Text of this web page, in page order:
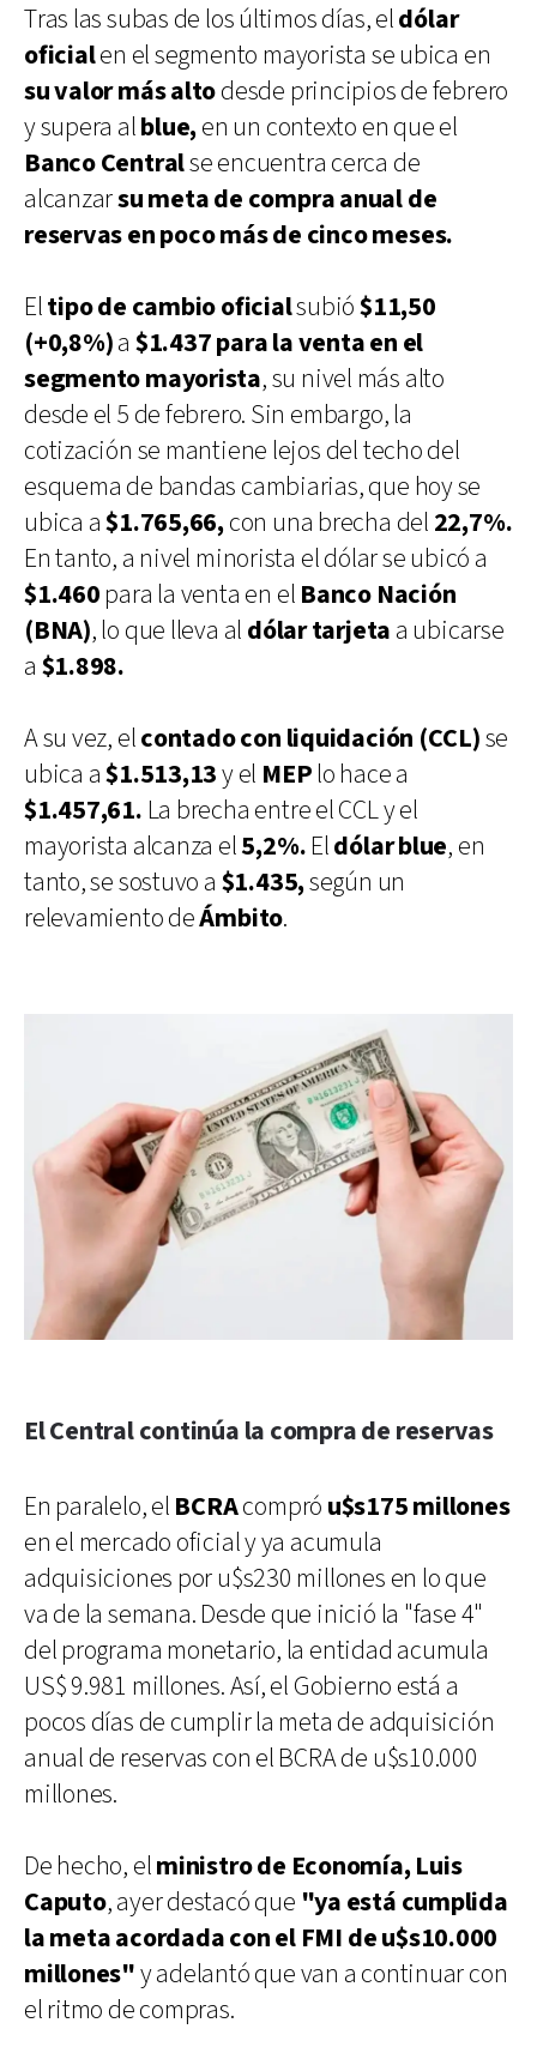
Tras las subas de los últimos días, eldólar
oficialen el segmento mayorista se ubica en
su valor más altodesde principios de febrero
y supera alblue,en un contexto en que el
Banco Centralse encuentra cerca de
alcanzarsu meta de compra anual de
reservas en poco más de cinco meses.
Eltipo de cambio oficialsubió$11,50
(+0,8%)a $1.437 para la venta en el
segmento mayorista, su nivel más alto
desde el 5 de febrero. Sin embargo, la
cotización se mantiene lejos del techo del
esquema de bandas cambiarias, que hoy se
ubica a$1.765,66,con una brecha del 22,7%.
En tanto, a nivel minorista el dólar se ubicó a
$1.460para la venta en el Banco Nación
(BNA), lo que lleva al dólar tarjeta a ubicarse
a $1.898.
A su vez, elcontado con liquidación (CCL)se
ubica a$1.513,13y el MEPlo hace a
$1.457,61. La brecha entre el CCL y el
mayorista alcanza el5,2%.Eldólar blue, en
tanto, se sostuvo a $1.435,según un
relevamiento deÁmbito.
El Central continúa la compra de reservas
En paralelo, el BCRAcompró u$s175 millones
en el mercado oficial y ya acumula
adquisiciones por u$s230 millones en lo que
va de la semana. Desde que inició la "fase 4"
del programa monetario, la entidad acumula
US$ 9.981 millones. Así, el Gobierno está a
pocos días de cumplir la meta de adquisición
anual de reservas con el BCRA de u$s10.000
millones.
De hecho, elministro de Economía, Luis
Caputo, ayer destacó que "ya está cumplida
la meta acordada con el FMI de u$s10.000
millones"y adelantó que van a continuar con
el ritmo de compras.